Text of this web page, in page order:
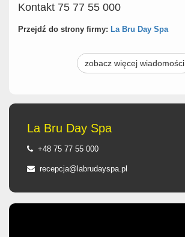
Kontakt 75 77 55 000
Przejdź do strony firmy: La Bru Day Spa
zobacz więcej wiadomości
La Bru Day Spa
+48 75 77 55 000
recepcja@labrudayspa.pl